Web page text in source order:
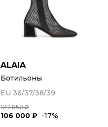
ALAIA
Ботильоны
EU 36/37/38/39
127 852 ₽
106 000 ₽ -17%